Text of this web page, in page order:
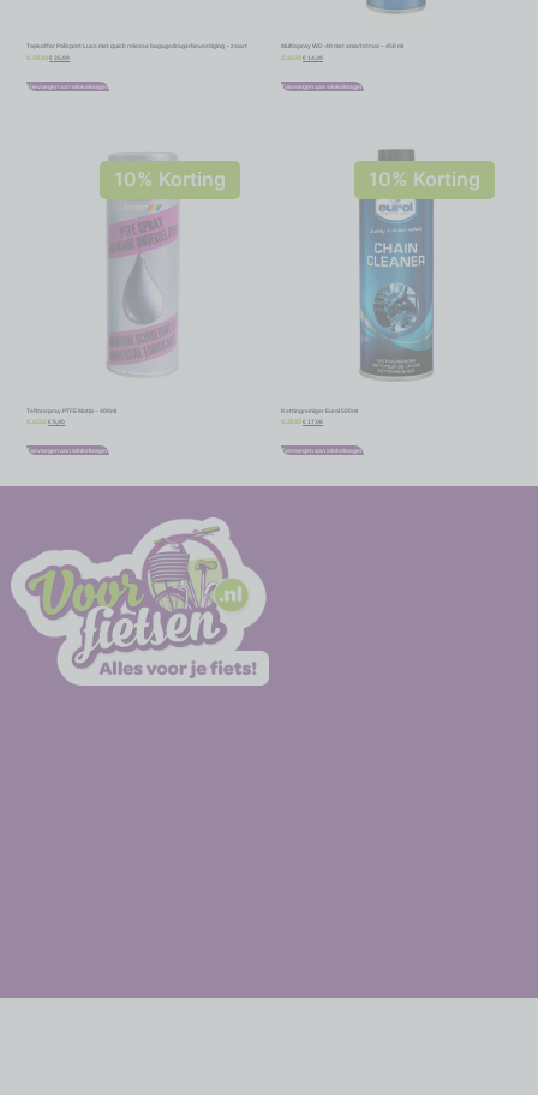
Topkoffer Polisport Luxe met quick release bagagedragerbevestiging – zwart
€39,99 € 35,99
Toevoegen aan winkelwagen
Multispray WD-40 met smartstraw – 450 ml
€ 15,99 € 14,39
Toevoegen aan winkelwagen
10% Korting
Teflonspray PTFE Motip – 400ml
€6,00 € 5,40
Toevoegen aan winkelwagen
10% Korting
Kettingreiniger Eurol 500ml
€ 18,95 € 17,06
Toevoegen aan winkelwagen